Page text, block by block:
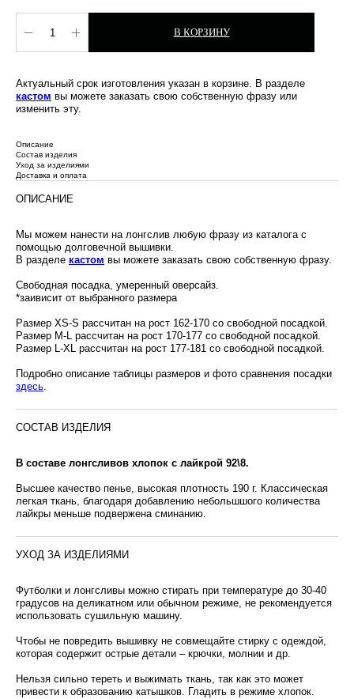
В КОРЗИНУ
Актуальный срок изготовления указан в корзине. В разделе
кастом вы можете заказать свою собственную фразу или
изменить эту.
Описание
Состав изделия
Уход за изделиями
Доставка и оплата
ОПИСАНИЕ
Мы можем нанести на лонгслив любую фразу из каталога с
помощью долговечной вышивки.
В разделе кастом вы можете заказать свою собственную фразу.
Свободная посадка, умеренный оверсайз.
*заивисит от выбранного размера
Размер XS-S рассчитан на рост 162-170 со свободной посадкой.
Размер M-L рассчитан на рост 170-177 со свободной посадкой.
Размер L-XL рассчитан на рост 177-181 со свободной посадкой.
Подробно описание таблицы размеров и фото сравнения посадки
здесь.
СОСТАВ ИЗДЕЛИЯ
В составе лонгсливов хлопок с лайкрой 92\8.
Высшее качество пенье, высокая плотность 190 г. Классическая
легкая ткань, благодаря добавлению небольшшого количества
лайкры меньше подвержена сминанию.
УХОД ЗА ИЗДЕЛИЯМИ
Футболки и лонгсливы можно стирать при температуре до 30-40
градусов на деликатном или обычном режиме, не рекомендуется
использовать сушильную машину.
Чтобы не повредить вышивку не совмещайте стирку с одеждой,
которая содержит острые детали – крючки, молнии и др.
Нельзя сильно тереть и выжимать ткань, так как это может
привести к образованию катышков. Гладить в режиме хлопок.